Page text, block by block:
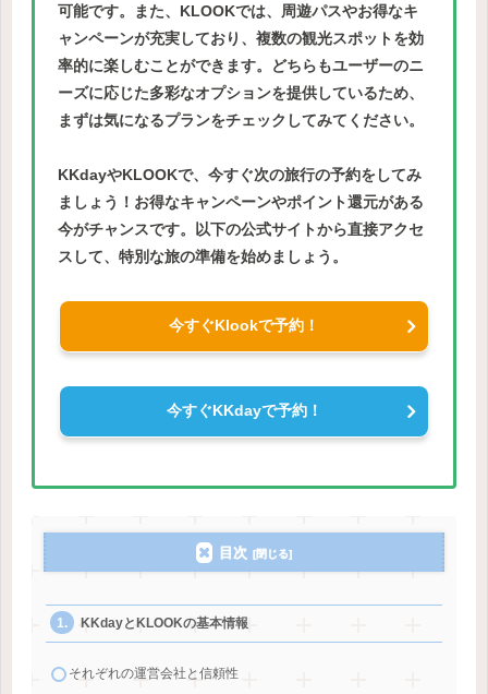
可能です。また、KLOOKでは、周遊パスやお得なキ
ャンペーンが充実しており、複数の観光スポットを効
率的に楽しむことができます。どちらもユーザーのニ
ーズに応じた多彩なオプションを提供しているため、
まずは気になるプランをチェックしてみてください。
KKdayやKLOOKで、今すぐ次の旅行の予約をしてみ
ましょう！お得なキャンペーンやポイント還元がある
今がチャンスです。以下の公式サイトから直接アクセ
スして、特別な旅の準備を始めましょう。
今すぐKlookで予約！
今すぐKKdayで予約！
目次
KKdayとKLOOKの基本情報
それぞれの運営会社と信頼性